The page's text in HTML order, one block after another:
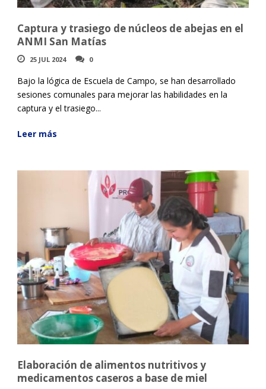
Captura y trasiego de núcleos de abejas en el
ANMI San Matías
25 JUL 2024 0
Bajo la lógica de Escuela de Campo, se han desarrollado
sesiones comunales para mejorar las habilidades en la
captura y el trasiego...
Leer más
Elaboración de alimentos nutritivos y
medicamentos caseros a base de miel